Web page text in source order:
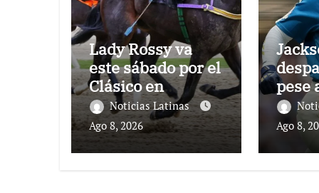
Lady Rossy va
este sábado por el
Clásico en
Valencia
Noticias Latinas
Ago 8, 2026
pese
Ago 8,